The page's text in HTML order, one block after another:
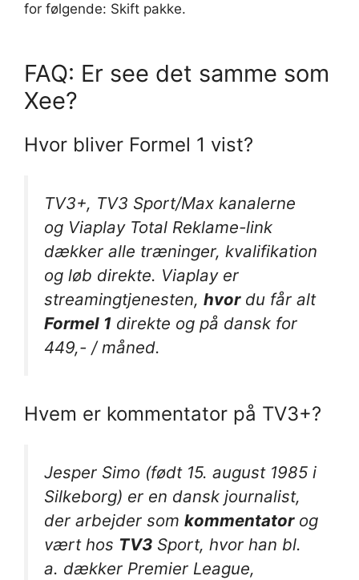
for følgende: Skift pakke.
FAQ: Er see det samme som
Xee?
Hvor bliver Formel 1 vist?
TV3+, TV3 Sport/Max kanalerne
og Viaplay Total Reklame-link
dækker alle træninger, kvalifikation
og løb direkte. Viaplay er
streamingtjenesten, hvordu får alt
Formel 1 direkte og på dansk for
449,- / måned.
Hvem er kommentator på TV3+?
Jesper Simo (født 15. august 1985 i
Silkeborg) er en dansk journalist,
der arbejder som kommentatorog
vært hos TV3 Sport, hvor han bl.
a. dækker Premier League,